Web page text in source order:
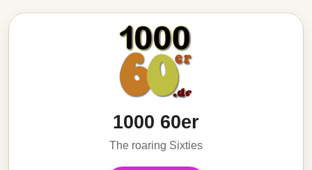
1000 60er
The roaring Sixties